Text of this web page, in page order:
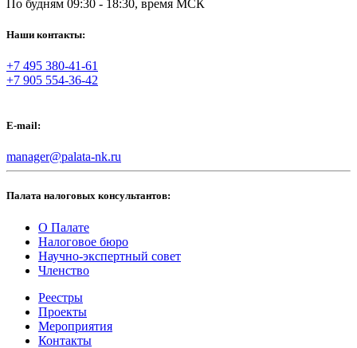
По будням 09:30 - 18:30, время МСК
Наши контакты:
+7 495 380-41-61
+7 905 554-36-42
E-mail:
manager@palata-nk.ru
Палата налоговых консультантов:
О Палате
Налоговое бюро
Научно-экспертный совет
Членство
Реестры
Проекты
Мероприятия
Контакты